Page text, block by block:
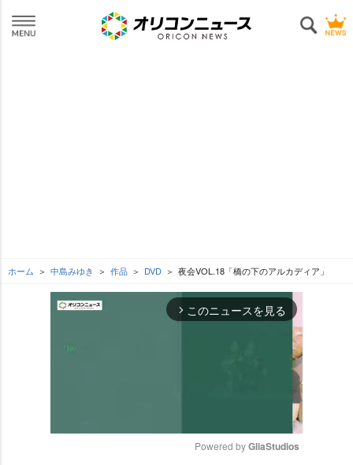
ホーム 中島みゆき 作品 DVD 夜会VOL.18「橋の下のアルカディア」
arrow_forward_ios このニュースを見る
Powered by GliaStudios